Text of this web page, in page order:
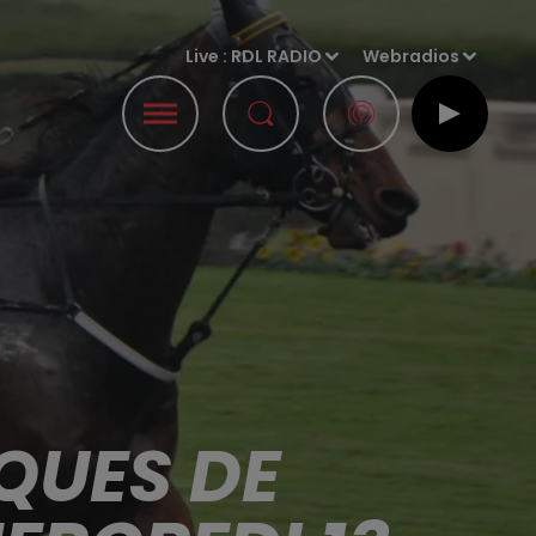
Live : RDL RADIO Webradios
DE